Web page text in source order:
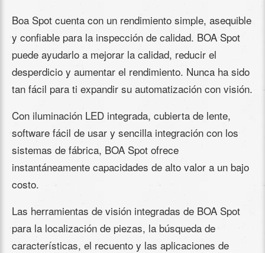
Boa Spot cuenta con un rendimiento simple, asequible
y confiable para la inspección de calidad. BOA Spot
puede ayudarlo a mejorar la calidad, reducir el
desperdicio y aumentar el rendimiento. Nunca ha sido
tan fácil para ti expandir su automatización con visión.
Con iluminación LED integrada, cubierta de lente,
software fácil de usar y sencilla integración con los
sistemas de fábrica, BOA Spot ofrece
instantáneamente capacidades de alto valor a un bajo
costo.
Las herramientas de visión integradas de BOA Spot
para la localización de piezas, la búsqueda de
características, el recuento y las aplicaciones de